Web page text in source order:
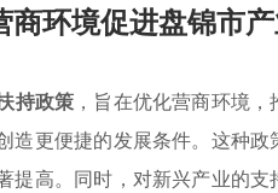
商环境促进盘锦市
持政策 ，旨在优化营商环境
造更便捷的发展条件。这种政
提高。同时，对新兴产业的支